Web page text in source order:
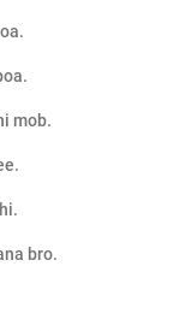
mob.
bro.